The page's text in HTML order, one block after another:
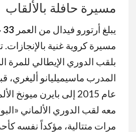
مسيرة حافلة بالألقاب
يبلغ أرتورو فيدال من العمر 33 عاماً
مسيرة كروية غنية
بلقب الدوري الإيطالي للمرة
المدرب ماسيميليانو أليغري،
عام 2015 إلى بايرن
معه لقب الدوري الألماني
مرات متتالية، مؤكداً نفسه